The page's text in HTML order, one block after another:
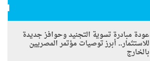
عودة مبادرة تسوية التجنيد وحوافز جديدة
للاستثمار.. أبرز توصيات مؤتمر المصريين
بالخارج